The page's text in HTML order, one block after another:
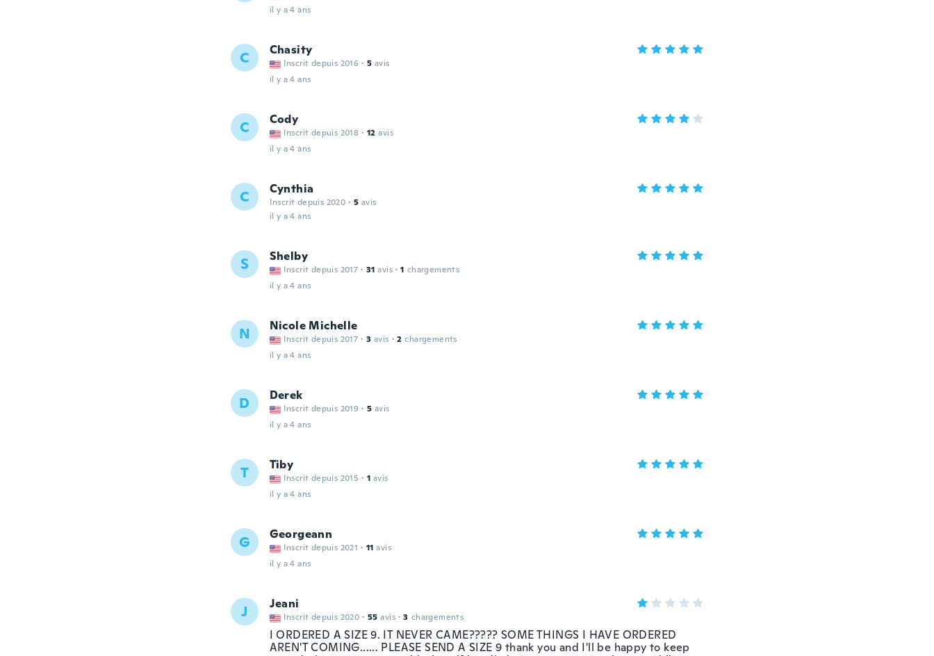
il y a 4 ans
C Chasity
Inscrit depuis 2016 · 5 avis
il y a 4 ans
C Cody
Inscrit depuis 2018 · 12 avis
il y a 4 ans
C Cynthia
Inscrit depuis 2020 · 5 avis
il y a 4 ans
S Shelby
Inscrit depuis 2017 · 31 avis · 1 chargements
il y a 4 ans
N Nicole Michelle
Inscrit depuis 2017 · 3 avis · 2 chargements
il y a 4 ans
D Derek
Inscrit depuis 2019 · 5 avis
il y a 4 ans
T Tiby
Inscrit depuis 2015 · 1 avis
il y a 4 ans
G Georgeann
Inscrit depuis 2021 · 11 avis
il y a 4 ans
J Jeani
Inscrit depuis 2020 · 55 avis · 3 chargements
I ORDERED A SIZE 9. IT NEVER CAME????? SOME THINGS I HAVE ORDERED
AREN'T COMING...... PLEASE SEND A SIZE 9 thank you and I'll be happy to keep